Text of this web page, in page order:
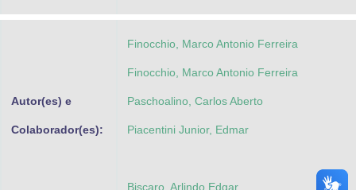
Autor(es) e
Colaborador(es):
Finocchio, Marco Antonio Ferreira
Finocchio, Marco Antonio Ferreira
Paschoalino, Carlos Aberto
Piacentini Junior, Edmar
Biscaro, Arlindo Edgar